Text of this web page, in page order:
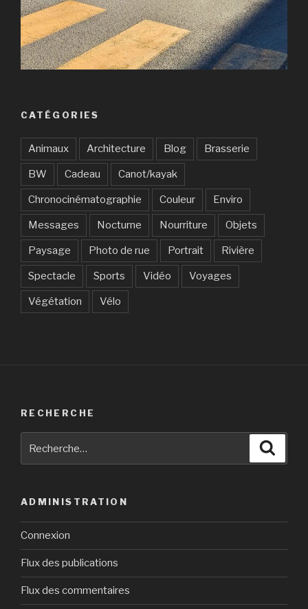
CATÉGORIES
Animaux Architecture Blog Brasserie
BW Cadeau Canot/kayak
Chronocinématographie Couleur Enviro
Messages Nocturne Nourriture Objets
Paysage Photo de rue Portrait Rivière
Spectacle Sports Vidéo Voyages
Végétation Vélo
RECHERCHE
pour
ADMINISTRATION
Connexion
Flux des publications
Flux des commentaires